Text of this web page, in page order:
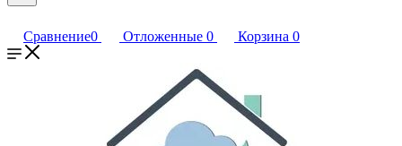
Сравнение0 Отложенные 0 Корзина 0